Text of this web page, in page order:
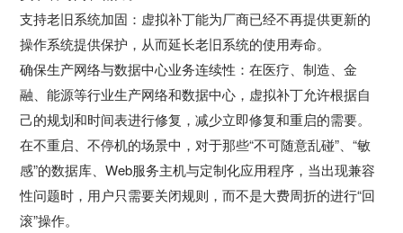
支持老旧系统加固：虚拟补丁能为厂商已经不再提供更新的
操作系统提供保护，从而延长老旧系统的使用寿命。
确保生产网络与数据中心业务连续性：在医疗、制造、金
融、能源等行业生产网络和数据中心，虚拟补丁允许根据自
己的规划和时间表进行修复，减少立即修复和重启的需要。
在不重启、不停机的场景中，对于那些“不可随意乱碰”、“敏
感”的数据库、Web服务主机与定制化应用程序，当出现兼容
性问题时，用户只需要关闭规则，而不是大费周折的进行“回
滚”操作。